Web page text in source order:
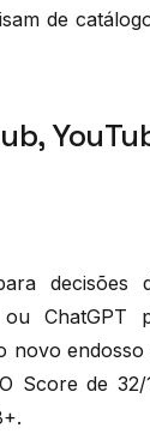
de
decisões
ChatGPT
novo endosso
Score de 32/